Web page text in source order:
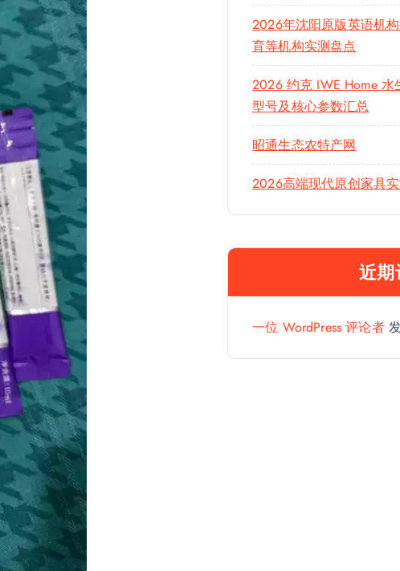
2026年沈阳原版英语机
育等机构实测盘点
2026 约克 IWE Home
型号及核心参数汇总
昭通生态农特产网
2026高端现代原创家具
近
一位 WordPress 评论者